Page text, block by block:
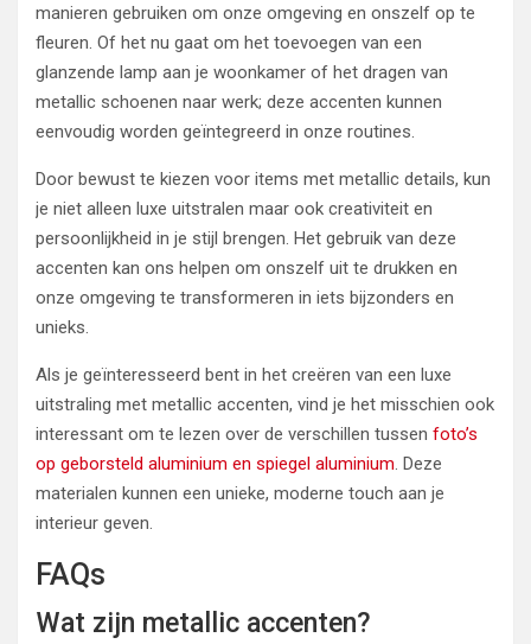
manieren gebruiken om onze omgeving en onszelf op te
fleuren. Of het nu gaat om het toevoegen van een
glanzende lamp aan je woonkamer of het dragen van
metallic schoenen naar werk; deze accenten kunnen
eenvoudig worden geïntegreerd in onze routines.
Door bewust te kiezen voor items met metallic details, kun
je niet alleen luxe uitstralen maar ook creativiteit en
persoonlijkheid in je stijl brengen. Het gebruik van deze
accenten kan ons helpen om onszelf uit te drukken en
onze omgeving te transformeren in iets bijzonders en
unieks.
Als je geïnteresseerd bent in het creëren van een luxe
uitstraling met metallic accenten, vind je het misschien ook
interessant om te lezen over de verschillen tussen foto’s
op geborsteld aluminium en spiegel aluminium. Deze
materialen kunnen een unieke, moderne touch aan je
interieur geven.
FAQs
Wat zijn metallic accenten?